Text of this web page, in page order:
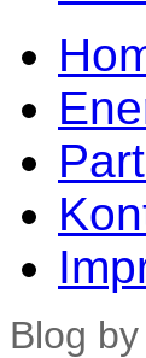
Blog by